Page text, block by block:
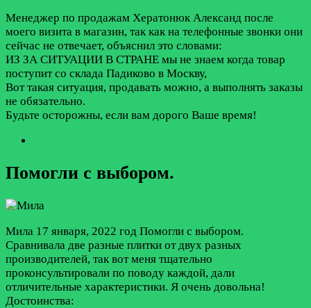
Менеджер по продажам Хератонюк Александ после
моего визита в магазин, так как на телефонные звонки они
сейчас не отвечает, объяснил это словами:
ИЗ ЗА СИТУАЦИИ В СТРАНЕ мы не знаем когда товар
поступит со склада Падиково в Москву,
Вот такая ситуация, продавать можно, а выполнять заказы
не обязательно.
Будьте осторожны, если вам дорого Ваше время!
Помогли с выбором.
Мила 17 января, 2022 год Помогли с выбором.
Сравнивала две разные плитки от двух разных
производителей, так вот меня тщательно
проконсультировали по поводу каждой, дали
отличительные характеристики. Я очень довольна!
Достоинства: